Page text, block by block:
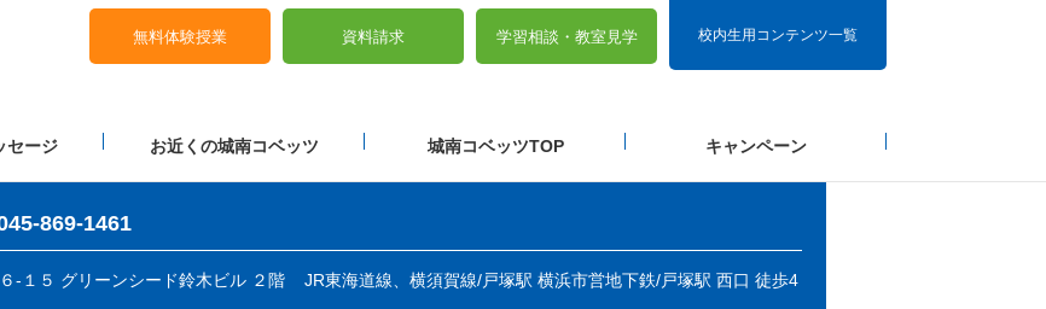
校内生用コンテンツ一覧
無料体験授業 資料請求 学習相談・ 教室見学
セージ お近くの城南コベッツ 城南コベッツTOP キャンペーン
869-1461
-１５ グリーンシード鈴木ビル ２階
JR東海道線、横須賀線/戸塚駅 横浜市営地下鉄/戸塚駅 西口 徒歩4